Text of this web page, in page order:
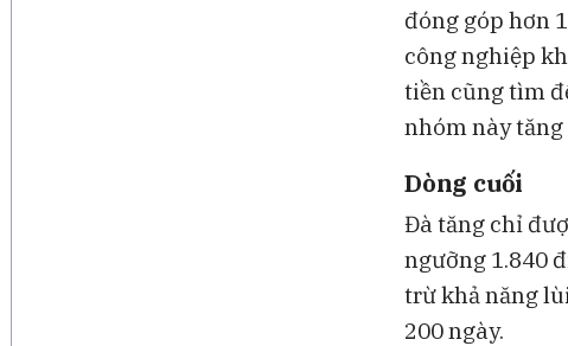
đóng góp hơn
công nghiệp
tiền cũng tìm
nhóm này
Dòng cuối
Đà tăng chỉ
ngưỡng 1.840
trừ khả năng
200 ngày.